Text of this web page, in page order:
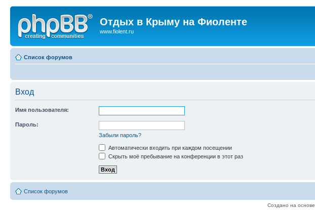
Отдых в Крыму на Фиоленте
www.fiolent.ru
Список форумов
Вход
Имя пользователя:
Пароль:
Забыли пароль?
Автоматически входить при каждом посещении
Скрыть моё пребывание на конференции в этот раз
Список форумов
Создано на основе